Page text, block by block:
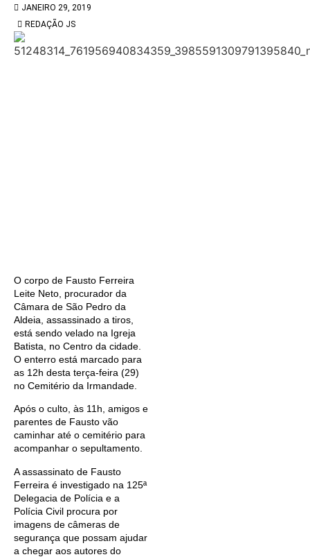
JANEIRO 29, 2019
REDAÇÃO JS
O corpo de Fausto Ferreira
Leite Neto, procurador da
Câmara de São Pedro da
Aldeia, assassinado a tiros,
está sendo velado na Igreja
Batista, no Centro da cidade.
O enterro está marcado para
as 12h desta terça-feira (29)
no Cemitério da Irmandade.
Após o culto, às 11h, amigos e
parentes de Fausto vão
caminhar até o cemitério para
acompanhar o sepultamento.
A assassinato de Fausto
Ferreira é investigado na 125ª
Delegacia de Polícia e a
Polícia Civil procura por
imagens de câmeras de
segurança que possam ajudar
a chegar aos autores do